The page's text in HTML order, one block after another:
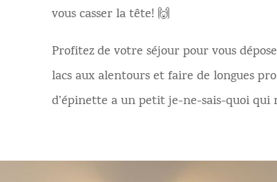
vous casser la tête! 🙌
Profitez de votre séjour pour vous
lacs aux alentours et faire de longues
d’épinette a un petit je-ne-sais-quoi qui